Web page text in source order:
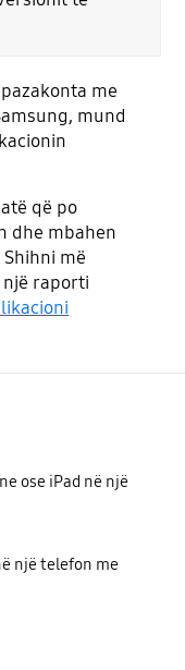
me
mund
që po
dhe mbahen
më
raporti
ose iPad në një
një telefon me